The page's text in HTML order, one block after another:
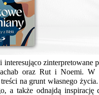
zinterpretowane
oraz Rut i Noemi.
na grunt własnego
a także odnajdą